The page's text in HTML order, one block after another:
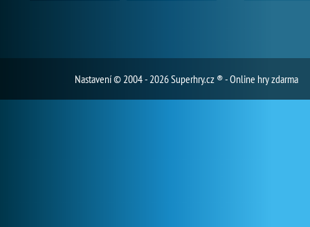
Nastavení© 2004 - 2026 Superhry.cz ® - Online hry zdarma